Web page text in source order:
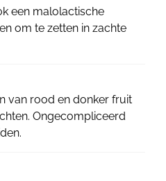
een malolactische
om te zetten in zachte
van rood en donker fruit
Ongecompliceerd